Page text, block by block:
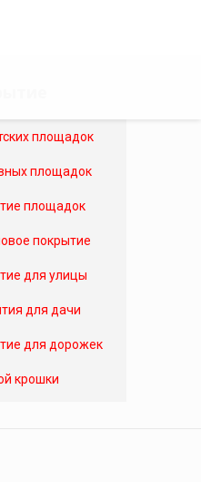
площадок
площадок
площадок
покрытие
для улицы
для дачи
для дорожек
крошки